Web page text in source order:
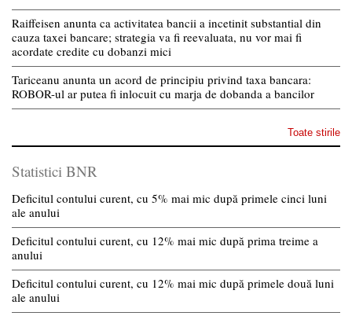
Raiffeisen anunta ca activitatea bancii a incetinit substantial din
cauza taxei bancare; strategia va fi reevaluata, nu vor mai fi
acordate credite cu dobanzi mici
Tariceanu anunta un acord de principiu privind taxa bancara:
ROBOR-ul ar putea fi inlocuit cu marja de dobanda a bancilor
Toate stirile
Statistici BNR
Deficitul contului curent, cu 5% mai mic după primele cinci luni
ale anului
Deficitul contului curent, cu 12% mai mic după prima treime a
anului
Deficitul contului curent, cu 12% mai mic după primele două luni
ale anului